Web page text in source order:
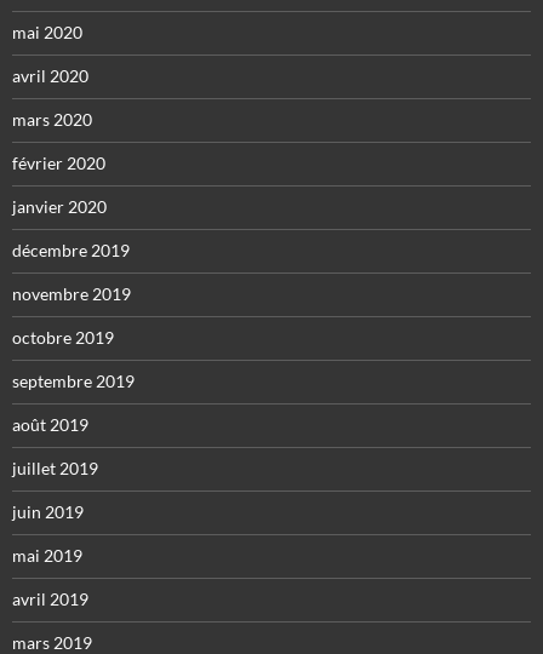
mai 2020
avril 2020
mars 2020
février 2020
janvier 2020
décembre 2019
novembre 2019
octobre 2019
septembre 2019
août 2019
juillet 2019
juin 2019
mai 2019
avril 2019
mars 2019